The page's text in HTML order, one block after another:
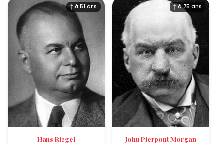
† à 51 ans
Hans Riegel
† à 75 ans
John Pierpont Morgan